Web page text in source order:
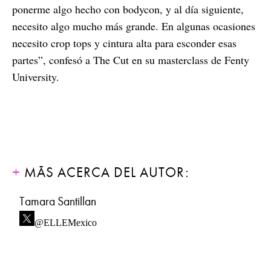
ponerme algo hecho con bodycon, y al día siguiente,
necesito algo mucho más grande. En algunas ocasiones
necesito crop tops y cintura alta para esconder esas
partes”, confesó a The Cut en su masterclass de Fenty
University.
MÁS ACERCA DEL AUTOR:
Tamara Santillan
@ELLEMexico